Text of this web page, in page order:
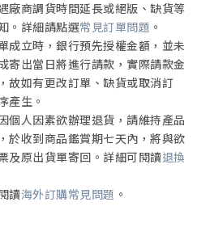
廠商調貨時間延長或絕版、缺貨等
。詳細請點選常見訂單問題 。
成立時，銀行預先授權金額，並未
寄出當日將進行請款，實際請款金
故如有更改訂單、缺貨或取消訂
產生。
個人因素欲辦理退貨，請維持產品
於收到商品鑑賞期七天內，將與欲
及原出貨單寄回。詳細可閱讀退換
讀海外訂購常見問題 。